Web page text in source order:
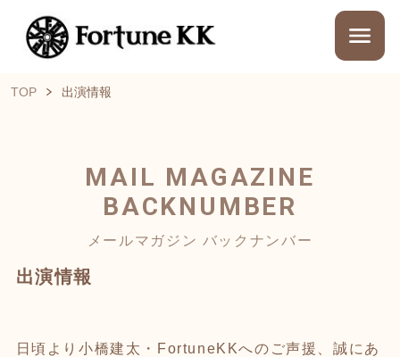
TOP 出演情報
MAIL MAGAZINE
BACKNUMBER
メールマガジン バックナンバー
出演情報
日頃より小橋建太・FortuneKKへのご声援、誠にあ